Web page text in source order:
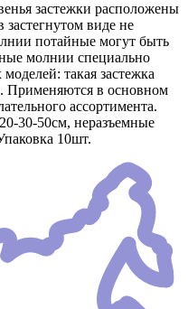
застежки расположены
виде не
потайные могут быть
молнии специально
такая застежка
Применяются в основном
ассортимента.
30-50см, неразъемные
10шт.